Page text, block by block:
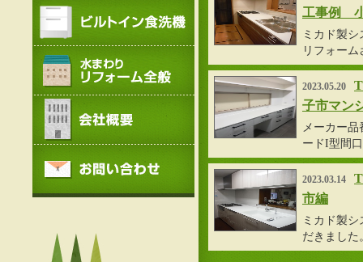
工事例
ミカド製
リフォー
2023.05.20
子市マン
メーカー
ードI型間
2023.03.14
市編
ミカド製
だきました